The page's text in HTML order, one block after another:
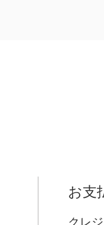
お支